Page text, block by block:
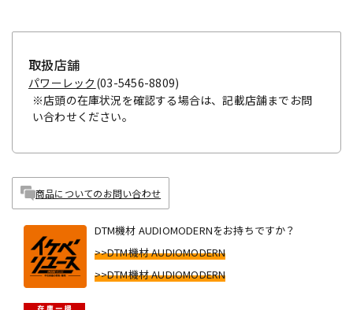
取扱店舗
パワーレック (03-5456-8809)
※店頭の在庫状況を確認する場合は、記載店舗までお問
い合わせください。
商品についてのお問い合わせ
DTM機材 AUDIOMODERNをお持ちですか？
>>DTM機材 AUDIOMODERN
>>DTM機材 AUDIOMODERN